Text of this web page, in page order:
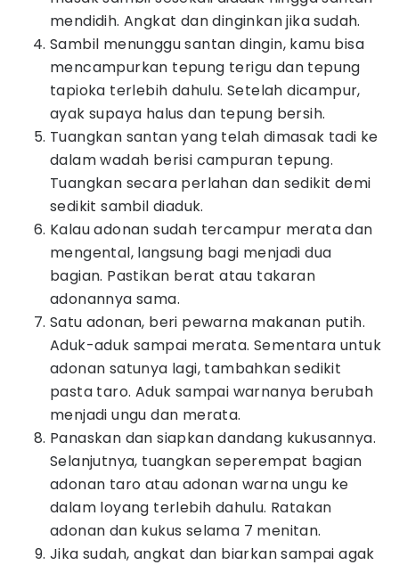
mendidih. Angkat dan dinginkan jika sudah.
Sambil menunggu santan dingin, kamu bisa
mencampurkan tepung terigu dan tepung
tapioka terlebih dahulu. Setelah dicampur,
ayak supaya halus dan tepung bersih.
Tuangkan santan yang telah dimasak tadi ke
dalam wadah berisi campuran tepung.
Tuangkan secara perlahan dan sedikit demi
sedikit sambil diaduk.
Kalau adonan sudah tercampur merata dan
mengental, langsung bagi menjadi dua
bagian. Pastikan berat atau takaran
adonannya sama.
Satu adonan, beri pewarna makanan putih.
Aduk-aduk sampai merata. Sementara untuk
adonan satunya lagi, tambahkan sedikit
pasta taro. Aduk sampai warnanya berubah
menjadi ungu dan merata.
Panaskan dan siapkan dandang kukusannya.
Selanjutnya, tuangkan seperempat bagian
adonan taro atau adonan warna ungu ke
dalam loyang terlebih dahulu. Ratakan
adonan dan kukus selama 7 menitan.
Jika sudah, angkat dan biarkan sampai agak